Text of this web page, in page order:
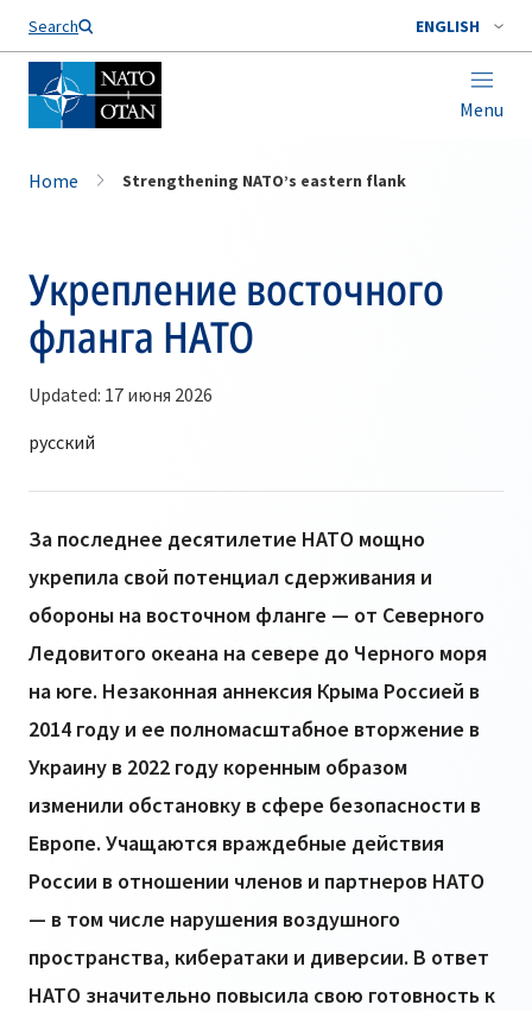
Search ENGLISH
Menu
Home Strengthening NATO’s eastern flank
Укрепление восточного
фланга НАТО
Updated: 17 июня 2026
За последнее десятилетие НАТО мощно
укрепила свой потенциал сдерживания и
обороны на восточном фланге — от Северного
Ледовитого океана на севере до Черного моря
на юге. Незаконная аннексия Крыма Россией в
2014 году и ее полномасштабное вторжение в
Украину в 2022 году коренным образом
изменили обстановку в сфере безопасности в
Европе. Учащаются враждебные действия
России в отношении членов и партнеров НАТО
— в том числе нарушения воздушного
пространства, кибератаки и диверсии. В ответ
НАТО значительно повысила свою готовность к